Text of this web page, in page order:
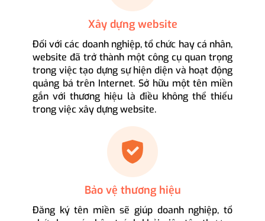
Xây dựng website
Đối với các doanh nghiệp, tổ chức hay cá nhân,
website đã trở thành một công cụ quan trọng
trong việc tạo dựng sự hiện diện và hoạt động
quảng bá trên Internet. Sở hữu một tên miền
gắn với thương hiệu là điều không thể thiếu
trong việc xây dựng website.
Bảo vệ thương hiệu
Đăng ký tên miền sẽ giúp doanh nghiệp, tổ